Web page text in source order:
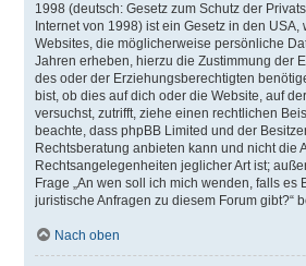
1998 (deutsch: Gesetz zum Schutz der
Internet von 1998) ist ein Gesetz in den USA,
Websites, die möglicherweise persönliche
Jahren erheben, hierzu die Zustimmung der
des oder der Erziehungsberechtigten
bist, ob dies auf dich oder die Website, auf
versuchst, zutrifft, ziehe einen rechtlichen
beachte, dass phpBB Limited und der
Rechtsberatung anbieten kann und nicht die
Rechtsangelegenheiten jeglicher Art ist;
Frage „An wen soll ich mich wenden, falls es
juristische Anfragen zu diesem Forum gibt?“
Nach oben